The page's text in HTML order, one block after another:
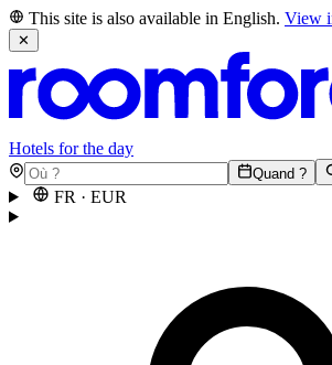
This site is also available in English. View
✕
Hotels for the day
Quand ?
FR · EUR